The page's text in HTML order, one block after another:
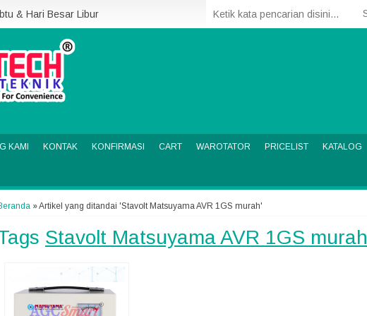
& Hari Besar Libur
KAMI KONTAK KONFIRMASI CART WAROTATOR PRICELIST KATALOG
»Artikel yang ditandai 'Stavolt Matsuyama AVR 1GS murah'
Stavolt Matsuyama AVR 1GS murah